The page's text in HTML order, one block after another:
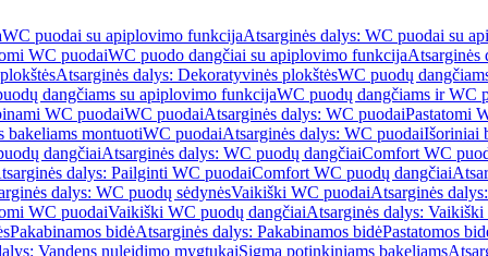
WC puodai su apiplovimo funkcijaAtsarginės dalys: WC puodai su
WC puodaiWC puodo dangčiai su apiplovimo funkcijaAtsarginės
Atsarginės dalys: Dekoratyvinės plokštėsWC puodų
dangčiams su apiplovimo funkcijaWC puodų dangčiams ir WC
WC puodaiWC puodaiAtsarginės dalys: WC puodaiPastatomi
bakeliams montuotiWC puodaiAtsarginės dalys: WC puodaiIšoriniai
dangčiaiAtsarginės dalys: WC puodų dangčiaiComfort WC
dalys: Pailginti WC puodaiComfort WC puodų dangčiai
dalys: WC puodų sėdynėsVaikiški WC puodaiAtsarginės
WC puodaiVaikiški WC puodų dangčiaiAtsarginės dalys:
Pakabinamos bidėAtsarginės dalys: Pakabinamos bidėPastatomos
Vandens nuleidimo mygtukaiSigma potinkiniams bakeliams